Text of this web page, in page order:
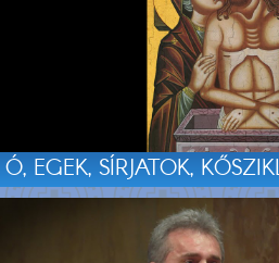
Ó, EGEK, SÍRJATOK,